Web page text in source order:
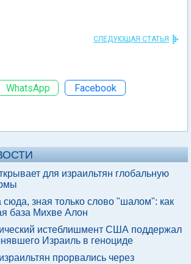
СЛЕДУЮЩАЯ СТАТЬЯ
WhatsApp Facebook
для израильтян глобальную
зная только слово "шалом": как
база Михве Алон
истеблишмент США поддержал
Израиль в геноциде
прорвались через